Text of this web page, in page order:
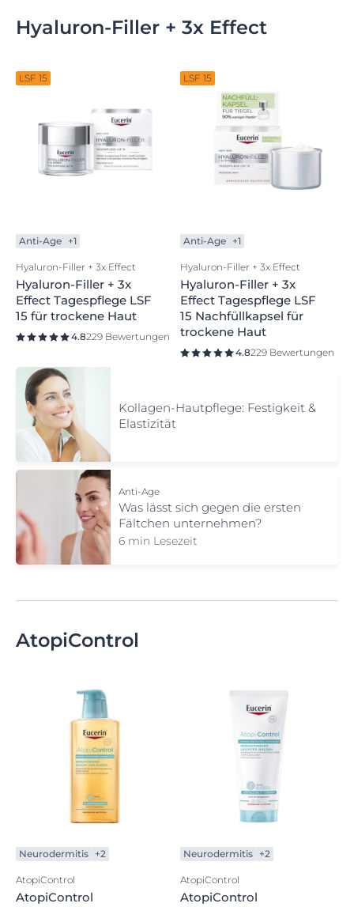
Hyaluron-Filler + 3x Effect
LSF 15
Anti-Age +1
Hyaluron-Filler + 3x Effect
Hyaluron-Filler + 3x
Effect Tagespflege LSF
15 für trockene Haut
4.8229 Bewertungen
LSF 15
Anti-Age +1
Hyaluron-Filler + 3x Effect
Hyaluron-Filler + 3x
Effect Tagespflege LSF
15 Nachfüllkapsel für
trockene Haut
4.8229 Bewertungen
Kollagen-Hautpflege: Festigkeit &
Elastizität
Anti-Age
Was lässt sich gegen die ersten
Fältchen unternehmen?
6 min Lesezeit
AtopiControl
Neurodermitis +2
AtopiControl
AtopiControl
Neurodermitis +2
AtopiControl
AtopiControl